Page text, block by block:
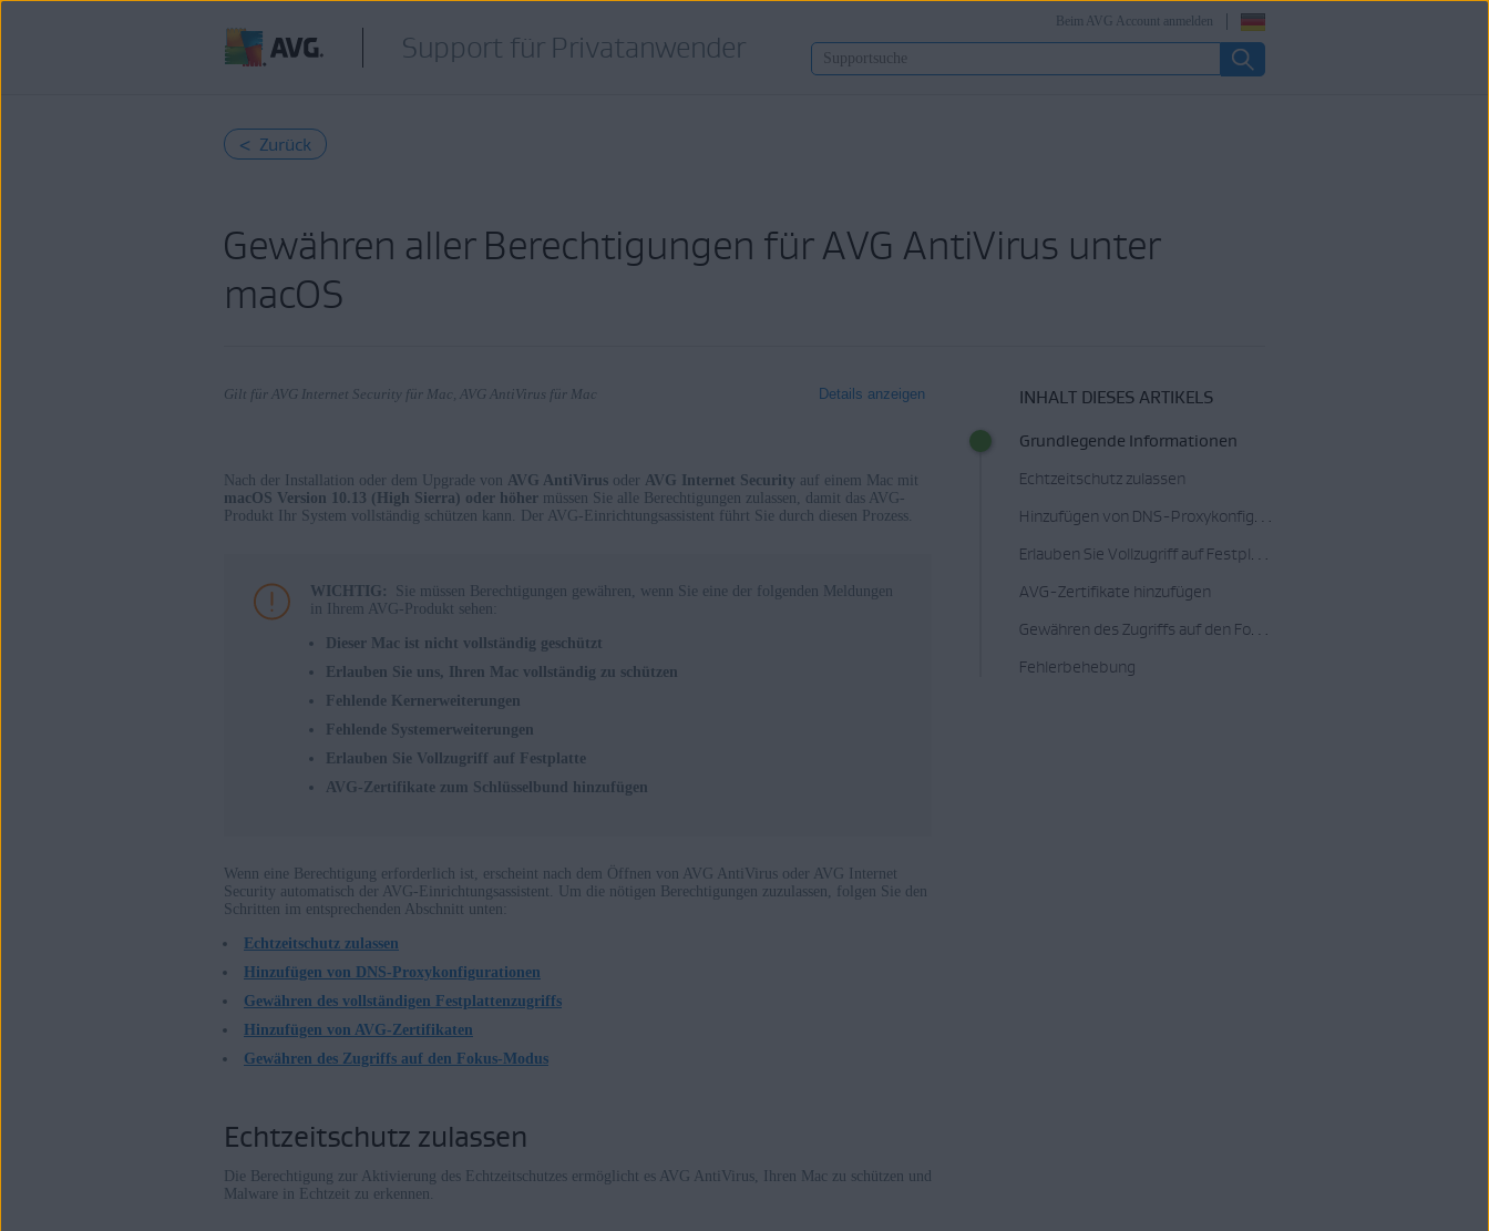
Support für Privatanwender
Beim AVG Account anmelden
< Zurück
Gewähren aller Berechtigungen für AVG AntiVirus unter
macOS
Gilt für AVG Internet Security für Mac, AVG AntiVirus für Mac Details anzeigen
Produkte:
Betriebssysteme:
Apple macOS 15.x (Sequoia)
Apple macOS 14.x (Sonoma)
Apple macOS 13.x (Ventura)
Apple macOS 12.x (Monterey)
Apple macOS 11.x (Big Sur)
Apple macOS 10.15.x (Catalina)
Nach der Installation oder dem Upgrade von AVG AntiVirus oder AVG Internet Security auf einem Mac mit
macOS Version 10.13 (High Sierra) oder höher müssen Sie alle Berechtigungen zulassen, damit das AVG-
Produkt Ihr System vollständig schützen kann. Der AVG-Einrichtungsassistent führt Sie durch diesen Prozess.
WICHTIG:
Sie müssen Berechtigungen gewähren, wenn Sie eine der folgenden Meldungen
in Ihrem AVG-Produkt sehen:
Dieser Mac ist nicht vollständig geschützt
Erlauben Sie uns, Ihren Mac vollständig zu schützen
Fehlende Kernerweiterungen
Fehlende Systemerweiterungen
Erlauben Sie Vollzugriff auf Festplatte
AVG-Zertifikate zum Schlüsselbund hinzufügen
Wenn eine Berechtigung erforderlich ist, erscheint nach dem Öffnen von AVG AntiVirus oder AVG Internet
Security automatisch der AVG-Einrichtungsassistent. Um die nötigen Berechtigungen zuzulassen, folgen Sie den
Schritten im entsprechenden Abschnitt unten:
Echtzeitschutz zulassen
Hinzufügen von DNS-Proxykonfigurationen
Gewähren des vollständigen Festplattenzugriffs
Hinzufügen von AVG-Zertifikaten
Gewähren des Zugriffs auf den Fokus-Modus
Echtzeitschutz zulassen
Die Berechtigung zur Aktivierung des Echtzeitschutzes ermöglicht es AVG AntiVirus, Ihren Mac zu schützen und
Malware in Echtzeit zu erkennen.
INHALT DIESES ARTIKELS
Grundlegende Informationen
Echtzeitschutz zulassen
Hinzufügen von DNS-Proxykonfigurationen
Erlauben Sie Vollzugriff auf Festplatte
AVG-Zertifikate hinzufügen
Gewähren des Zugriffs auf den Fokus-Modus
Fehlerbehebung